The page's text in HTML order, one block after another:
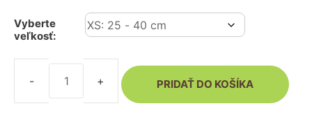
Vyberte
veľkosť:
množstvo
Postroj
PRIDAŤ DO KOŠÍKA